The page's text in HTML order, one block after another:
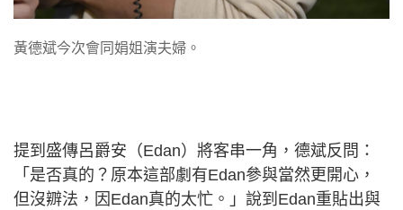
黃德斌今次會同娟姐演夫婦。
提到盛傳呂爵安（Edan）將客串一角，德斌反問：
「是否真的？原本這部劇有Edan參與當然更開心，
但沒辧法，因Edan真的太忙。」說到Edan重貼出與